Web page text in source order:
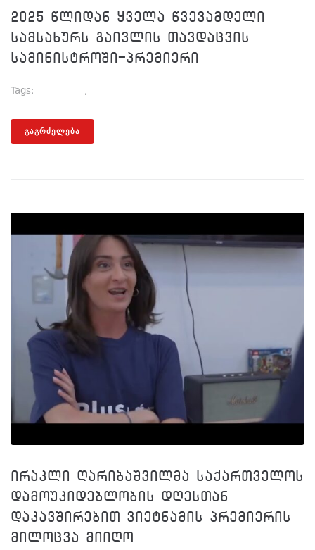
2025 წლიდან ყველა წვევამდელი
სამსახურს გაივლის თავდაცვის
სამინისტროში-პრემიერი
Tags: ,
ᲒᲐᲒᲠᲫᲔᲚᲔᲑᲐ
ირაკლი ღარიბაშვილმა საქართველოს
დამოუკიდებლობის დღესთან
დაკავშირებით ვიეტნამის პრემიერის
მილოცვა მიიღო